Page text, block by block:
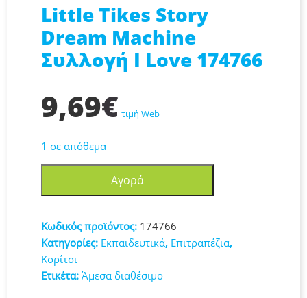
Little Tikes Story
Dream Machine
Συλλογή I Love 174766
9,69€ τιμή Web
1 σε απόθεμα
Dream
Machine
Συλλογή
I
Αγορά
Κωδικός προϊόντος: 174766
Κατηγορίες: Εκπαιδευτικά, Επιτραπέζια,
Κορίτσι
Ετικέτα: Άμεσα διαθέσιμο